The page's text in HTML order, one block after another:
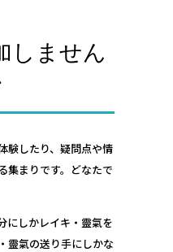
しません
験したり、疑問点や情
集まりです。どなたで
にしかレイキ・靈氣を
靈氣の送り手にしかな